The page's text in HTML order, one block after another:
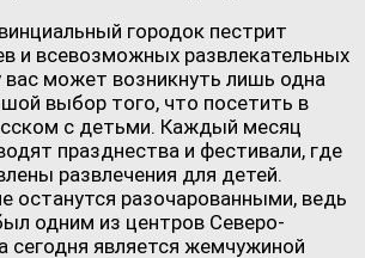
городок пестрит
и всевозможных развлекательных
вас может возникнуть лишь одна
выбор того, что посетить в
с детьми. Каждый месяц
празднества и фестивали, где
развлечения для детей.
останутся разочарованными, ведь
одним из центров Северо-
сегодня является жемчужиной